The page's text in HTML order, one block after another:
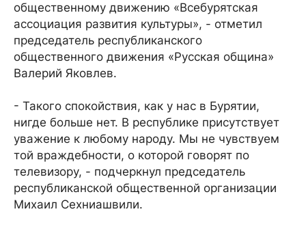
общественному движению «Всебурятская
ассоциация развития культуры», - отметил
председатель республиканского
общественного движения «Русская община»
Валерий Яковлев.
- Такого спокойствия, как у нас в Бурятии,
нигде больше нет. В республике присутствует
уважение к любому народу. Мы не чувствуем
той враждебности, о которой говорят по
телевизору, - подчеркнул председатель
республиканской общественной организации
Михаил Сехниашвили.